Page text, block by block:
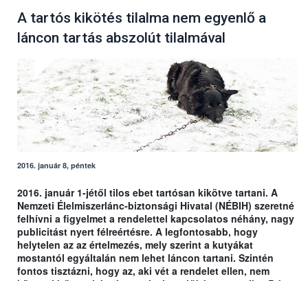
A tartós kikötés tilalma nem egyenlő a
láncon tartás abszolút tilalmával
2016. január 8, péntek
2016. január 1-jétől tilos ebet tartósan kikötve tartani. A
Nemzeti Élelmiszerlánc-biztonsági Hivatal (NÉBIH) szeretné
felhívni a figyelmet a rendelettel kapcsolatos néhány, nagy
publicitást nyert félreértésre. A legfontosabb, hogy
helytelen az az értelmezés, mely szerint a kutyákat
mostantól egyáltalán nem lehet láncon tartani. Szintén
fontos tisztázni, hogy az, aki vét a rendelet ellen, nem